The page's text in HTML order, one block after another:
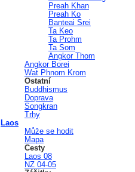
Preah Khan
Preah Ko
Banteai Srei
Ta Keo
Ta Prohm
Ta Som
Angkor Thom
Angkor Borei
Wat Phnom Krom
Ostatní
Buddhismus
Doprava
Songkran
Trhy
Laos
Může se hodit
Mapa
Cesty
Laos 08
NZ 04-05